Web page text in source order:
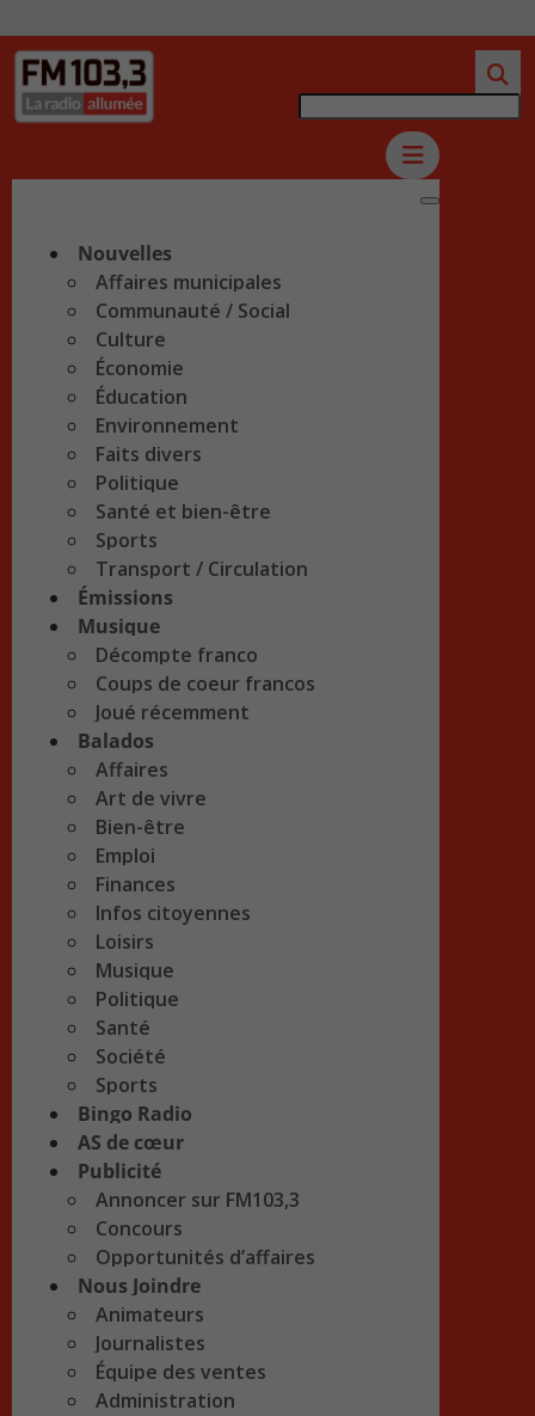
Nouvelles
Affaires municipales
Communauté / Social
Culture
Économie
Éducation
Environnement
Faits divers
Politique
Santé et bien-être
Sports
Transport / Circulation
Émissions
Musique
Décompte franco
Coups de coeur francos
Joué récemment
Balados
Affaires
Art de vivre
Bien-être
Emploi
Finances
Infos citoyennes
Loisirs
Musique
Politique
Santé
Société
Sports
Bingo Radio
AS de cœur
Publicité
Annoncer sur FM103,3
Concours
Opportunités d’affaires
Nous Joindre
Animateurs
Journalistes
Équipe des ventes
Administration